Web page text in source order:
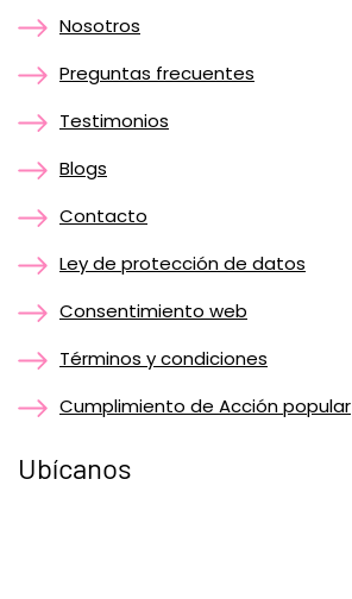
Nosotros
Preguntas frecuentes
Testimonios
Blogs
Contacto
Ley de protección de datos
Consentimiento web
Términos y condiciones
Cumplimiento de Acción popular
Ubícanos